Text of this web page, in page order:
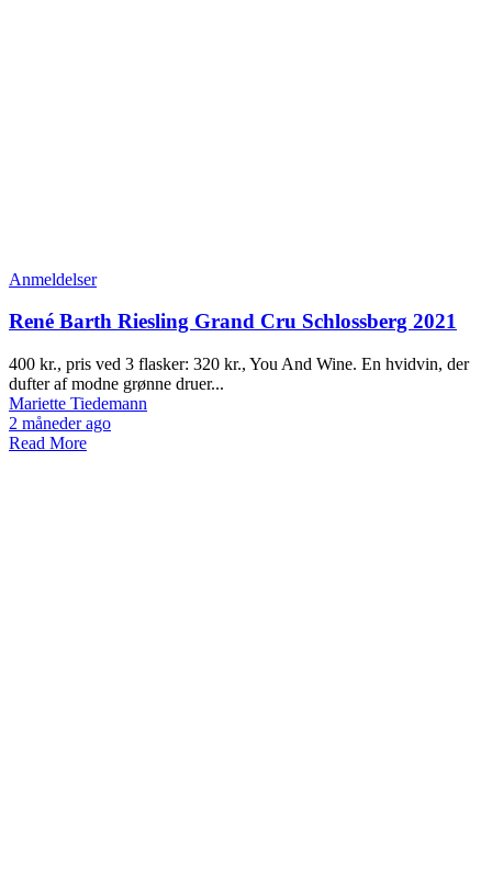
Anmeldelser
René Barth Riesling Grand Cru Schlossberg 2021
400 kr., pris ved 3 flasker: 320 kr., You And Wine. En hvidvin, der
dufter af modne grønne druer...
Mariette Tiedemann
2 måneder ago
Read More